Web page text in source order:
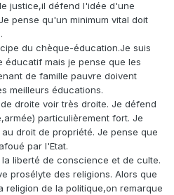
justice,il défend l'idée d'une
pense qu'un minimum vital doit
du chèque-éducation.Je suis
éducatif mais je pense que les
de famille pauvre doivent
meilleurs éducations.
droite voir très droite. Je défend
particulièrement fort. Je
droit de propriété. Je pense que
par l'Etat.
liberté de conscience et de culte.
prosélyte des religions. Alors que
religion de la politique,on remarque